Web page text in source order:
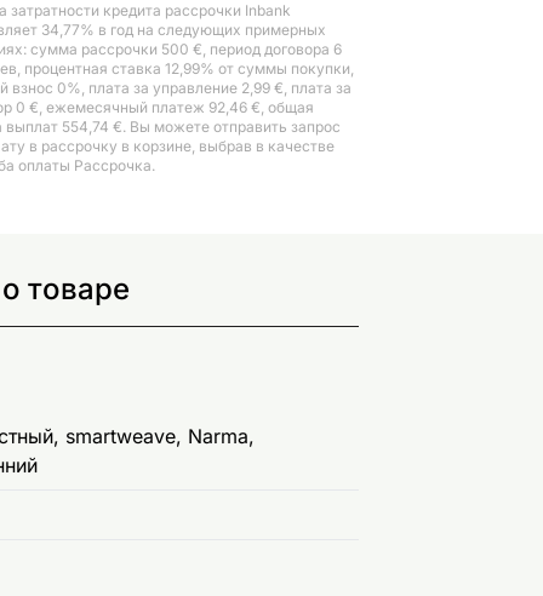
затратности кредита рассрочки Inbank
34,77% в год на следующих примерных
сумма рассрочки 500 €, период договора 6
процентная ставка 12,99% от суммы покупки,
взнос 0%, плата за управление 2,99 €, плата за
0 €, ежемесячный платеж 92,46 €, общая
554,74 €. Вы можете отправить запрос
в рассрочку в корзине, выбрав в качестве
оплаты Рассрочка.
товаре
smartweave, Narma,